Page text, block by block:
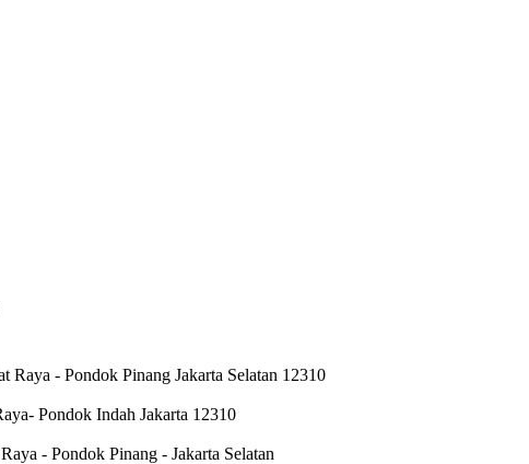
- Pondok Pinang Jakarta Selatan 12310
Pondok Indah Jakarta 12310
- Pondok Pinang - Jakarta Selatan